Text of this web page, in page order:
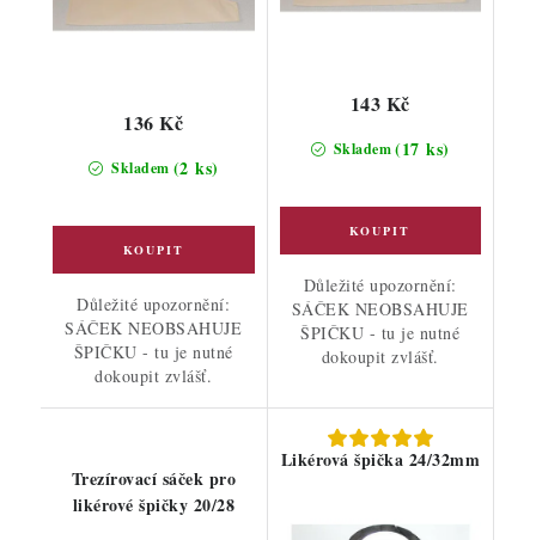
Skladem (2 ks)
136 Kč
Důležité upozornění:
SÁČEK NEOBSAHUJE
ŠPIČKU - tu je nutné
dokoupit zvlášť.
Skladem(17 ks)
143 Kč
Důležité upozornění:
SÁČEK NEOBSAHUJE
ŠPIČKU - tu je nutné
dokoupit zvlášť.
Trezírovací sáček pro
likérové špičky 20/28
Likérová špička 24/32mm